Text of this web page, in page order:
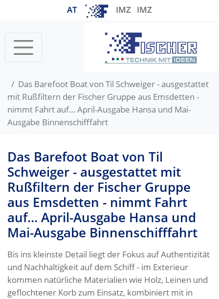
AT IMZ IMZ
Das Barefoot Boat von Til Schweiger - ausgestattet
mit Rußfiltern der Fischer Gruppe aus Emsdetten -
nimmt Fahrt auf… April-Ausgabe Hansa und Mai-
Ausgabe Binnenschifffahrt
Das Barefoot Boat von Til
Schweiger - ausgestattet mit
Rußfiltern der Fischer Gruppe
aus Emsdetten - nimmt Fahrt
auf… April-Ausgabe Hansa und
Mai-Ausgabe Binnenschifffahrt
Bis ins kleinste Detail liegt der Fokus auf Authentizität
und Nachhaltigkeit auf dem Schiff - im Exterieur
kommen natürliche Materialien wie Holz, Leinen und
geflochtener Korb zum Einsatz, kombiniert mit in